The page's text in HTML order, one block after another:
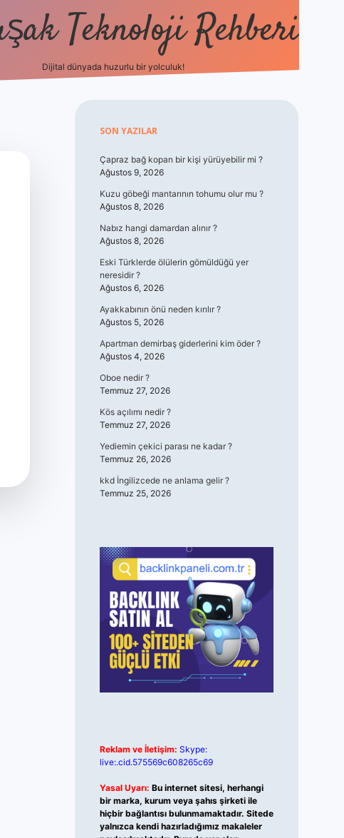
Teknoloji Rehberi
Dijital dünyada huzurlu bir yolculuk!
Sidebar
SON YAZILAR
Çapraz bağ kopan bir kişi yürüyebilir mi ?
Ağustos 9, 2026
Kuzu göbeği mantarının tohumu olur mu ?
Ağustos 8, 2026
Nabız hangi damardan alınır ?
Ağustos 8, 2026
Eski Türklerde ölülerin gömüldüğü yer
neresidir ?
Ağustos 6, 2026
Ayakkabının önü neden kırılır ?
Ağustos 5, 2026
Apartman demirbaş giderlerini kim öder ?
Ağustos 4, 2026
Oboe nedir ?
Temmuz 27, 2026
Kös açılımı nedir ?
Temmuz 27, 2026
Yediemin çekici parası ne kadar ?
Temmuz 26, 2026
kkd İngilizcede ne anlama gelir ?
Temmuz 25, 2026
Reklam ve İletişim: Skype:
live:.cid.575569c608265c69
Yasal Uyarı: Bu internet sitesi, herhangi
bir marka, kurum veya şahıs şirketi ile
hiçbir bağlantısı bulunmamaktadır. Sitede
yalnızca kendi hazırladığımız makaleler